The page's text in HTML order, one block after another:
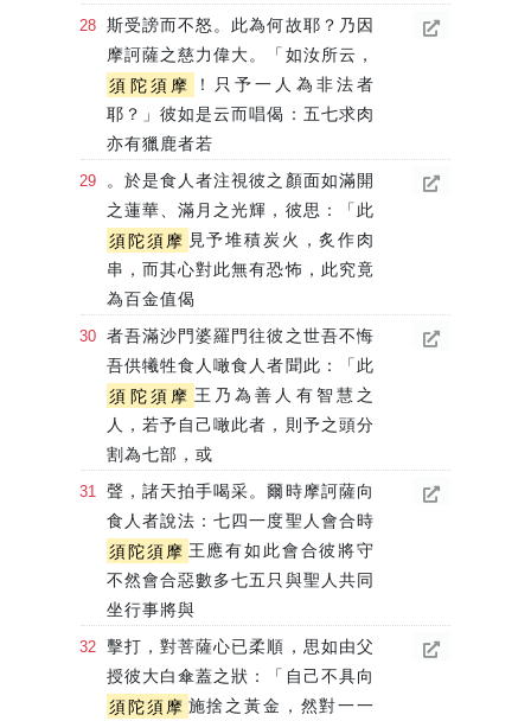
斯受謗而不怒。此為何故耶？乃因
摩訶薩之慈力偉大。「如汝所云，
須陀須摩
！只予一人為非法者
耶？」彼如是云而唱偈：五七求肉
亦有獵鹿者若
。於是食人者注視彼之顏面如滿開
之蓮華、滿月之光輝，彼思：「此
須陀須摩 見予堆積炭火，炙作肉
串，而其心對此無有恐怖，此究竟
為百金值偈
者吾滿沙門婆羅門往彼之世吾不悔
吾供犧牲食人噉食人者聞此：「此
須陀須摩 王乃為善人有智慧之
人，若予自己噉此者，則予之頭分
割為七部，或
聲，諸天拍手喝采。爾時摩訶薩向
食人者說法：七四一度聖人會合時
須陀須摩 王應有如此會合彼將守
不然會合惡數多七五只與聖人共同
坐行事將與
擊打，對菩薩心已柔順，思如由父
授彼大白傘蓋之狀：「自己不具向
須陀須摩 施捨之黃金，然對一一